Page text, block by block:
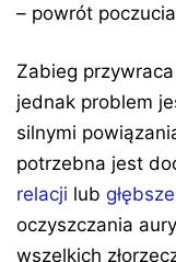
– powrót
Zabieg
jednak problem
silnymi
potrzebna jest
relacji lub
oczyszczania
wszelkich